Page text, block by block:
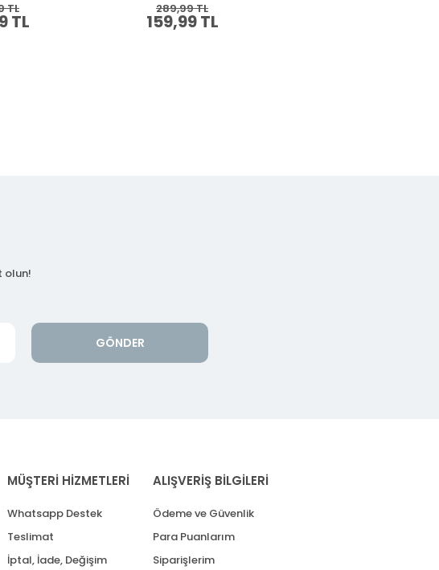
TL
TL
159,99 TL
289,99 TL
olun!
GÖNDER
MÜŞTERİ HİZMETLERİ
Whatsapp Destek
Teslimat
İptal, İade, Değişim
ALIŞVERİŞ BİLGİLERİ
Ödeme ve Güvenlik
Para Puanlarım
Siparişlerim